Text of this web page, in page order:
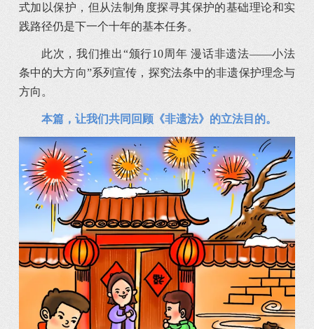
式加以保护，但从法制角度探寻其保护的基础理论和实
践路径仍是下一个十年的基本任务。
此次，我们推出“颁行10周年 漫话非遗法——小法
条中的大方向”系列宣传，探究法条中的非遗保护理念与
方向。
本篇，让我们共同回顾《非遗法》的立法目的。